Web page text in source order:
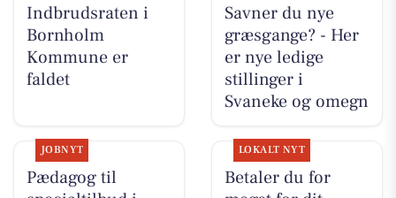
Indbrudsraten i
Bornholm
Kommune er
faldet
Savner du nye
græsgange? - Her
er nye ledige
stillinger i
Svaneke og omegn
JOBNYT
Pædagog til
LOKALT NYT
Betaler du for